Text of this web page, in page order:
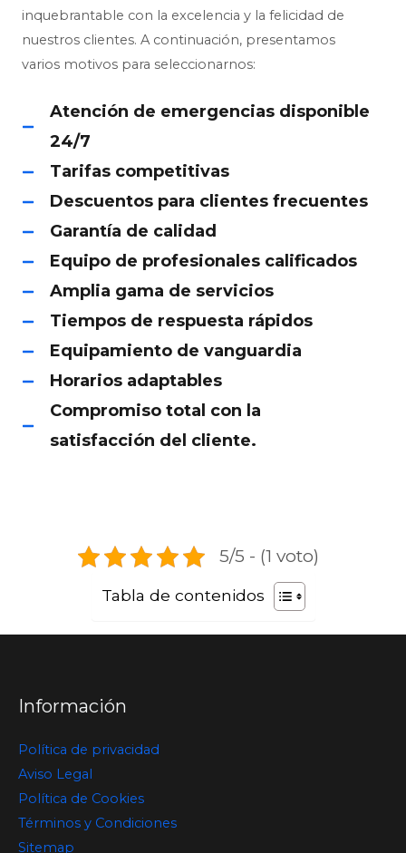
inquebrantable con la excelencia y la felicidad de
nuestros clientes. A continuación, presentamos
varios motivos para seleccionarnos:
Atención de emergencias disponible
24/7
Tarifas competitivas
Descuentos para clientes frecuentes
Garantía de calidad
Equipo de profesionales calificados
Amplia gama de servicios
Tiempos de respuesta rápidos
Equipamiento de vanguardia
Horarios adaptables
Compromiso total con la
satisfacción del cliente.
5/5 - (1 voto)
Tabla de contenidos
Información
Política de privacidad
Aviso Legal
Política de Cookies
Términos y Condiciones
Sitemap